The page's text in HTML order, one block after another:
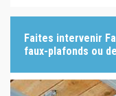
Faites intervenir
faux-plafonds ou